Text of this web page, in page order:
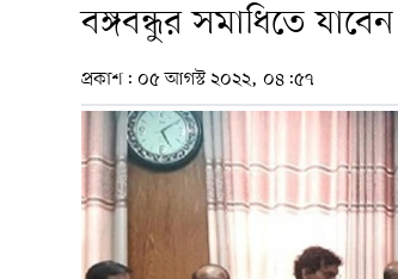
বঙ্গবন্ধুর সমাধিতে
প্রকাশ: ০৫ আগস্ট ২০২২, ০৪:৫৭